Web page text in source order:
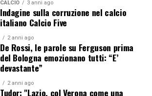
CALCIO 3 anni ago
Indagine sulla corruzione nel calcio
italiano Calcio Five
2 anni ago
De Rossi, le parole su Ferguson prima
del Bologna emozionano tutti: “E’
devastante”
2 anni ago
Tudor: "Lazio, col Verona come una